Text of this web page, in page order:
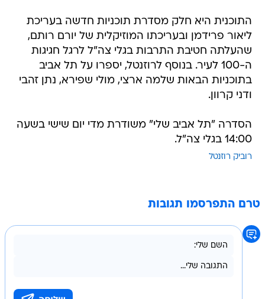
התוכנית היא חלק מסדרת תוכניות חדשה בעריכת
ליאור פרידמן ובעריכתו המוזיקלית של יורם רותם,
שהעלתה חטיבת התרבות בגלי צה"ל לרגל חגיגות
ה-100 לעיר. בנוסף לרוזנטל, יספרו על תל אביב
בתוכניות הבאות שלמה ארצי, מולי שפירא, נתן זהבי
ודני קרוון.
הסדרה "תל אביב שלי" משודרת מדי יום שישי בשעה
14:00 בגלי צה"ל.
רוביק רוזנטל
טרם התפרסמו תגובות